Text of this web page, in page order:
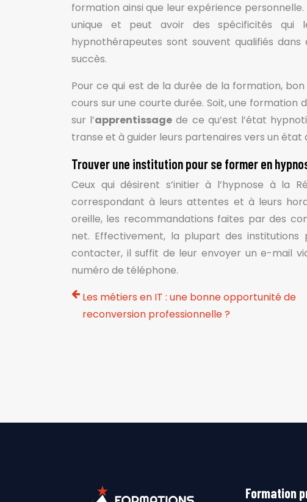
formation ainsi que leur expérience
unique et peut avoir des spécificités qui
hypnothérapeutes sont souvent qualifiés
succès.
Pour ce qui est de la durée de la formation,
cours sur une courte durée. Soit, une formation
sur l’apprentissage de ce qu’est l’état
transe et à guider leurs partenaires vers un état
Trouver une institution pour se former en
Ceux qui désirent s’initier à l’hypnose à la
correspondant à leurs attentes et à leurs
oreille, les recommandations faites par des
net. Effectivement, la plupart des institutions
contacter, il suffit de leur envoyer un e-mail
numéro de téléphone.
Les métiers en IT : une bonne opportunité de
reconversion professionnelle ?
Formation